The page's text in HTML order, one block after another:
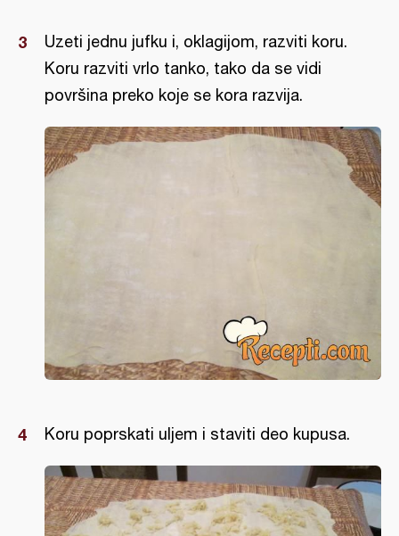
Uzeti jednu jufku i, oklagijom, razviti koru.
Koru razviti vrlo tanko, tako da se vidi
površina preko koje se kora razvija.
Koru poprskati uljem i staviti deo kupusa.